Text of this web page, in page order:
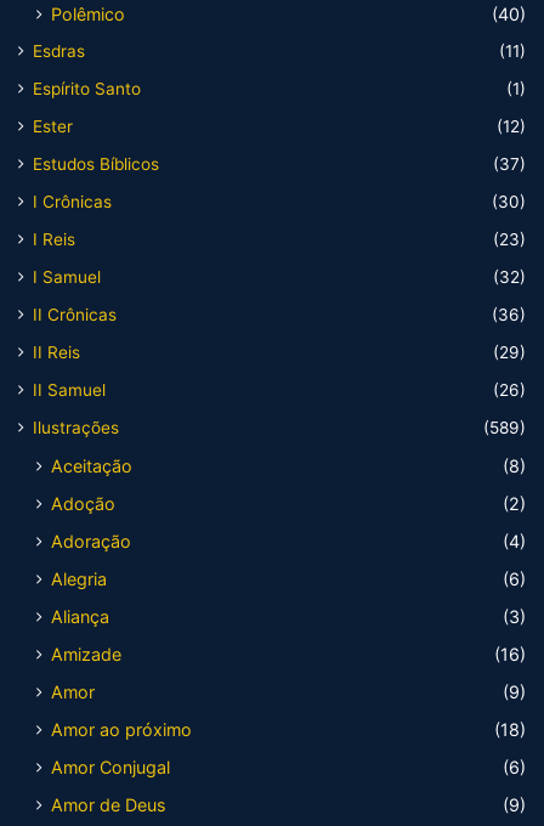
Polêmico
(40)
Esdras
(11)
Espírito Santo
(1)
Ester
(12)
Estudos Bíblicos
(37)
I Crônicas
(30)
I Reis
(23)
I Samuel
(32)
II Crônicas
(36)
II Reis
(29)
II Samuel
(26)
Ilustrações
(589)
Aceitação
(8)
Adoção
(2)
Adoração
(4)
Alegria
(6)
Aliança
(3)
Amizade
(16)
Amor
(9)
Amor ao próximo
(18)
Amor Conjugal
(6)
Amor de Deus
(9)